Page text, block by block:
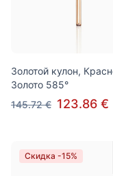
Золотой кулон,
Золото 585°
145.72 € 123.86 €
Скидка -15%